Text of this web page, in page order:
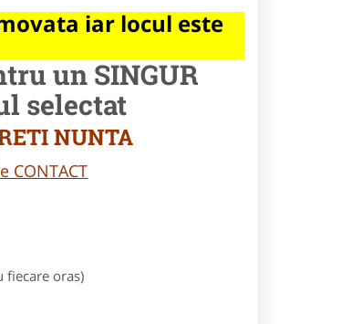
iar locul este
un SINGUR
selectat
NUNTA
fiecare oras)